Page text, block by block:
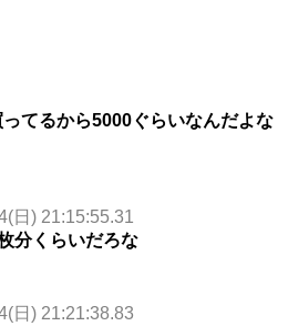
てるから5000ぐらいなんだよな
日) 21:15:55.31
分くらいだろな
日) 21:21:38.83